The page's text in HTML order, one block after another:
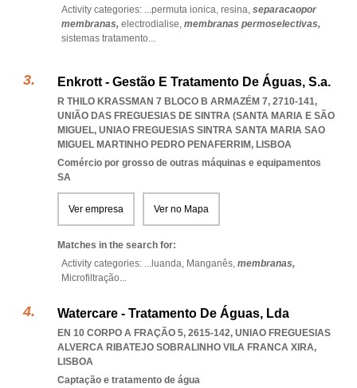
Activity categories: ...permuta ionica, resina, separacaopor
membranas, electrodialise, membranas permoselectivas,
sistemas tratamento...
Enkrott - Gestão E Tratamento De Águas, S.a.
R THILO KRASSMAN 7 BLOCO B ARMAZÉM 7, 2710-141,
UNIÃO DAS FREGUESIAS DE SINTRA (SANTA MARIA E SÃO
MIGUEL, UNIAO FREGUESIAS SINTRA SANTA MARIA SAO
MIGUEL MARTINHO PEDRO PENAFERRIM, LISBOA
Comércio por grosso de outras máquinas e equipamentos
SA
Ver empresa Ver no Mapa
Matches in the search for:
Activity categories: ... luanda, Manganês, membranas,
Microfiltração...
Watercare - Tratamento De Águas, Lda
EN 10 CORPO A FRAÇÃO 5, 2615-142, UNIAO FREGUESIAS
ALVERCA RIBATEJO SOBRALINHO VILA FRANCA XIRA,
LISBOA
Captação e tratamento de água